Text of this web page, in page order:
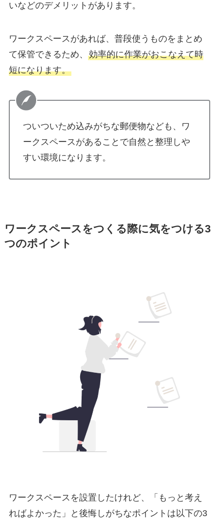
いなどのデメリットがあります。
ワークスペースがあれば、普段使うものをまとめ
て保管できるため、 効率的に作業がおこなえて時
短になります。
ついついため込みがちな郵便物なども、ワ
ークスペースがあることで自然と整理しや
すい環境になります。
ワークスペースをつくる際に気をつける3
つのポイント
ワークスペースを設置したけれど、「もっと考え
ればよかった」と後悔しがちなポイントは以下の3